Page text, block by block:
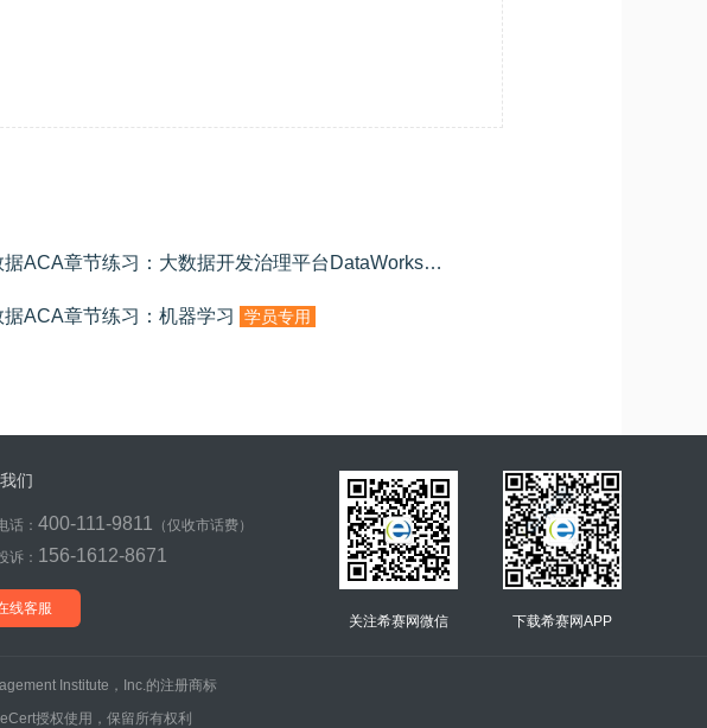
阿里云大数据ACA章节练习：大数据开发治理平台DataWorks学员专用
据ACA章节练习：机器学习 学员专用
们
话： 400-111-9811
（仅收市话费）
诉： 156-1612-8671
线客服
关注希赛网微信 下载希赛网APP
Institute，Inc.的注册商标
授权使用，保留所有权利